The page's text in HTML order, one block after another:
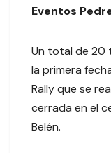
Eventos
Un total de 20
la primera
Rally que se
cerrada en el
Belén.